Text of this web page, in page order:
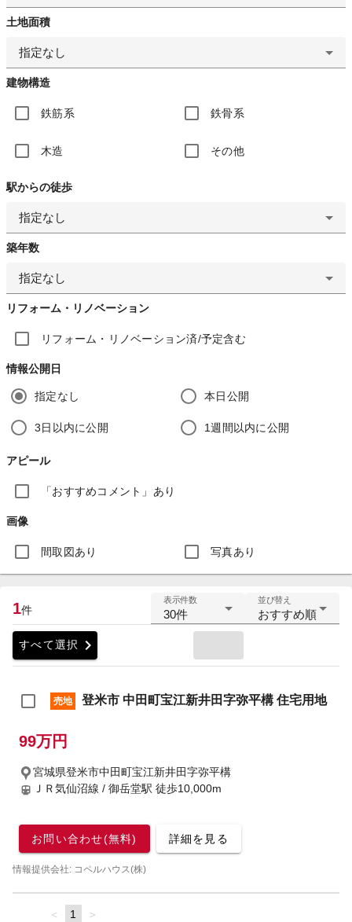
土地面積
指定なし
建物構造
鉄筋系 鉄骨系
木造 その他
駅からの徒歩
指定なし
築年数
指定なし
リフォーム・リノベーション
リフォーム・リノベーション済/予定含む
情報公開日
指定なし 本日公開
3日以内に公開 1週間以内に公開
アピール
「おすすめコメント」あり
画像
間取図あり 写真あり
1件
表示件数
30件
並び替え
おすすめ順
すべて選択 chevron_right
売地 登米市 中田町宝江新井田字弥平構 住宅用地
99万円
宮城県登米市中田町宝江新井田字弥平構
ＪＲ気仙沼線 / 御岳堂駅 徒歩10,000m
お問い合わせ(無料) 詳細を見る
情報提供会社: コペルハウス(株)
page
You're
1 page